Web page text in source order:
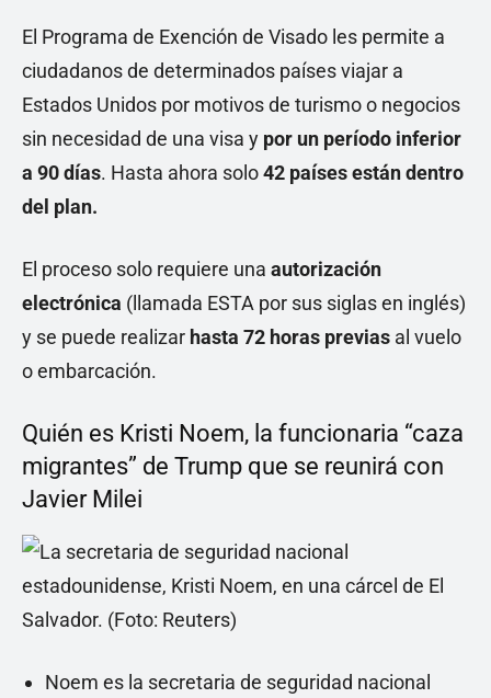
El Programa de Exención de Visado les permite a
ciudadanos de determinados países viajar a
Estados Unidos por motivos de turismo o negocios
sin necesidad de una visa y por un período inferior
a 90 días. Hasta ahora solo42 países están dentro
del plan.
El proceso solo requiere una autorización
electrónica (llamada ESTA por sus siglas en inglés)
y se puede realizar hasta 72 horas previas al vuelo
o embarcación.
Quién es Kristi Noem, la funcionaria “caza
migrantes” de Trump que se reunirá con
Javier Milei
Noem es la secretaria de seguridad nacional